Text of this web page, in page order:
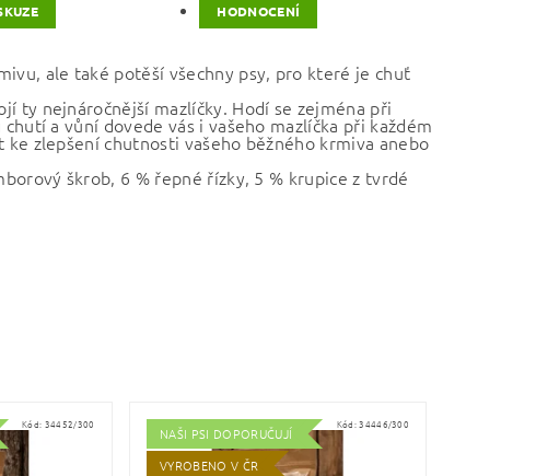
HODNOCENÍ
ale také potěší všechny psy, pro které je chuť
ty nejnáročnější mazlíčky. Hodí se zejména při
a vůní dovede vás i vašeho mazlíčka při každém
zlepšení chutnosti vašeho běžného krmiva anebo
škrob, 6 % řepné řízky, 5 % krupice z tvrdé
Kód: 34452/300
NAŠI PSI DOPORUČUJÍ
VYROBENO V ČR
Kód:34446/300